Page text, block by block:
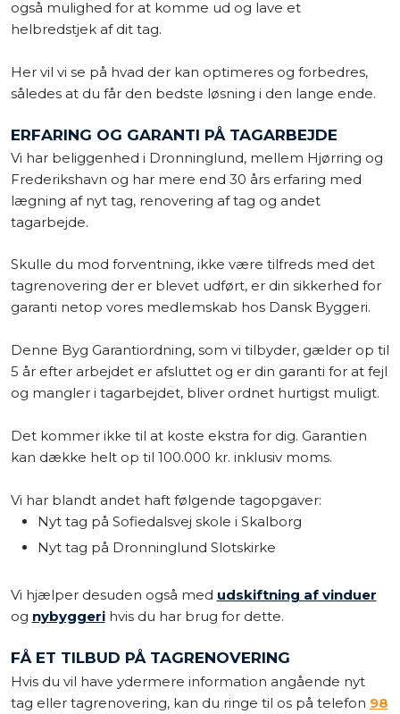
også mulighed for at komme ud og lave et
helbredstjek af dit tag.
Her vil vi se på hvad der kan optimeres og forbedres,
således at du får den bedste løsning i den lange ende.
ERFARING OG GARANTI PÅ TAGARBEJDE
Vi har beliggenhed i Dronninglund, mellem Hjørring og
Frederikshavn og har mere end 30 års erfaring med
lægning af nyt tag, renovering af tag og andet
tagarbejde.
Skulle du mod forventning, ikke være tilfreds med det
tagrenovering der er blevet udført, er din sikkerhed for
garanti netop vores medlemskab hos Dansk Byggeri.
​Denne Byg Garantiordning, som vi tilbyder, gælder op til
5 år efter arbejdet er afsluttet og er din garanti for at fejl
og mangler i tagarbejdet, bliver ordnet hurtigst muligt.
Det kommer ikke til at koste ekstra for dig. Garantien
kan dække helt op til 100.000 kr. inklusiv moms.
Vi har blandt andet haft følgende tagopgaver:
​​​Nyt tag på Sofiedalsvej skole i Skalborg
​Nyt tag på Dronninglund Slotskirke
Vi hjælper desuden også med udskiftning af vinduer
og nybyggerihvis du har brug for dette.​
FÅ ET TILBUD PÅ TAGRENOVERING
Hvis du vil have ydermere information angående nyt
tag eller tagrenovering, kan du ringe til os på telefon 98